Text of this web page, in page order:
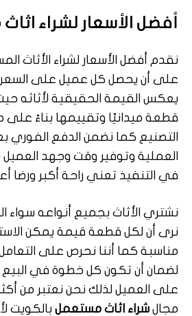
أفضل الأسعار لشراء
نقدم أفضل الأسعار لشراء الأثاث
على أن يحصل كل عميل على السعر
يعكس القيمة الحقيقية لأثاثه
قطعة ميدانيًا وتقييمها بناءً على
التصنيع كما نضمن الدفع الفوري
العملية وتوفير وقت وجهد العميل
في التنفيذ تعني راحة أكبر ورضا
نشتري الأثاث بجميع أنواعه سواء
نرى أن لكل قطعة قيمة يمكن
مناسبة كما أننا نحرص على
لضمان أن تكون كل خطوة في
على العميل لذلك نحن نعتبر من
مجال شراء اثاث مستعمل بالكويت